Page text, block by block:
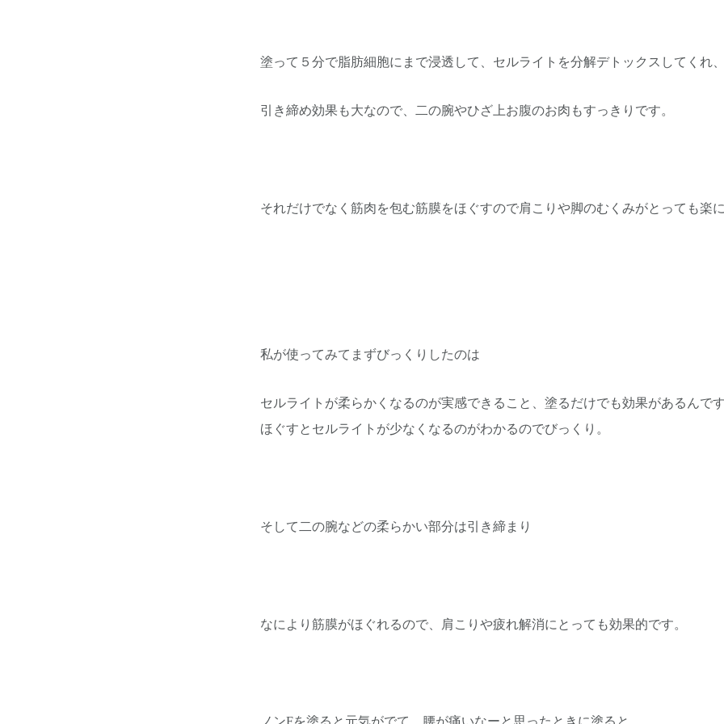
塗って５分で脂肪細胞にまで浸透して、セルライトを分解デトックスしてくれ、
引き締め効果も大なので、二の腕やひざ上お腹のお肉もすっきりです。
それだけでなく筋肉を包む筋膜をほぐすので肩こりや脚のむくみがとっても楽に
私が使ってみてまずびっくりしたのは
セルライトが柔らかくなるのが実感できること、塗るだけでも効果があるんで
ほぐすとセルライトが少なくなるのがわかるのでびっくり。
そして二の腕などの柔らかい部分は引き締まり
なにより筋膜がほぐれるので、肩こりや疲れ解消にとっても効果的です。